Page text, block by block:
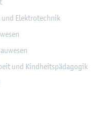
Elek­tro­tech­nik
und Kind­heits­päd­ago­gik